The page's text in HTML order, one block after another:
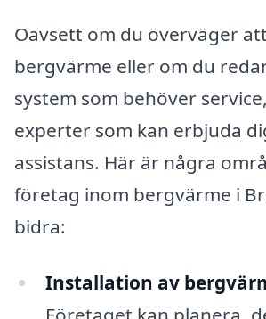
Oavsett om du överväger
bergvärme eller om du
system som behöver
experter som kan erbjuda
assistans. Här är några
företag inom bergvärme i
bidra:
Installation av